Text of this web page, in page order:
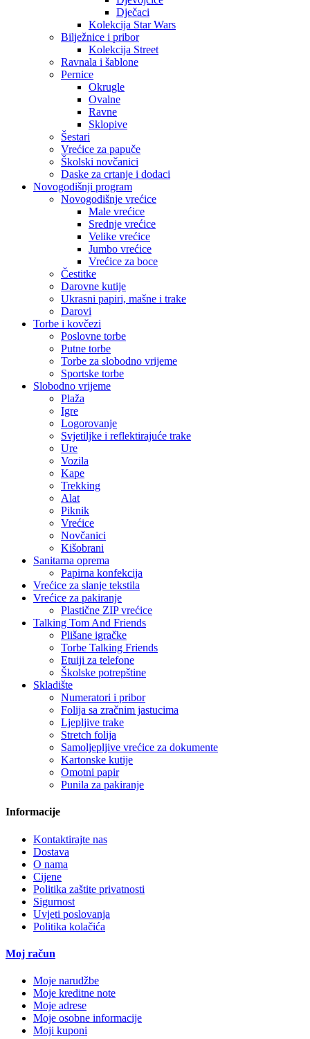
Dječaci
Kolekcija Star Wars
Bilježnice i pribor
Kolekcija Street
Ravnala i šablone
Pernice
Okrugle
Ovalne
Ravne
Sklopive
Šestari
Vrećice za papuče
Školski novčanici
Daske za crtanje i dodaci
Novogodišnji program
Novogodišnje vrećice
Male vrećice
Srednje vrećice
Velike vrećice
Jumbo vrećice
Vrećice za boce
Čestitke
Darovne kutije
Ukrasni papiri, mašne i trake
Darovi
Torbe i kovčezi
Poslovne torbe
Putne torbe
Torbe za slobodno vrijeme
Sportske torbe
Slobodno vrijeme
Plaža
Igre
Logorovanje
Svjetiljke i reflektirajuće trake
Ure
Vozila
Kape
Trekking
Alat
Piknik
Vrećice
Novčanici
Kišobrani
Sanitarna oprema
Papirna konfekcija
Vrećice za slanje tekstila
Vrećice za pakiranje
Plastične ZIP vrećice
Talking Tom And Friends
Plišane igračke
Torbe Talking Friends
Etuiji za telefone
Školske potrepštine
Skladište
Numeratori i pribor
Folija sa zračnim jastucima
Ljepljive trake
Stretch folija
Samoljepljive vrećice za dokumente
Kartonske kutije
Omotni papir
Punila za pakiranje
Informacije
Kontaktirajte nas
Dostava
O nama
Cijene
Politika zaštite privatnosti
Sigurnost
Uvjeti poslovanja
Politika kolačića
Moj račun
Moje narudžbe
Moje kreditne note
Moje adrese
Moje osobne informacije
Moji kuponi